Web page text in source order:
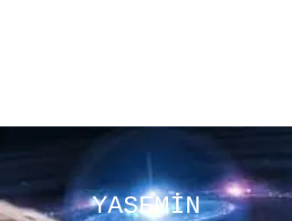
YASEMİN